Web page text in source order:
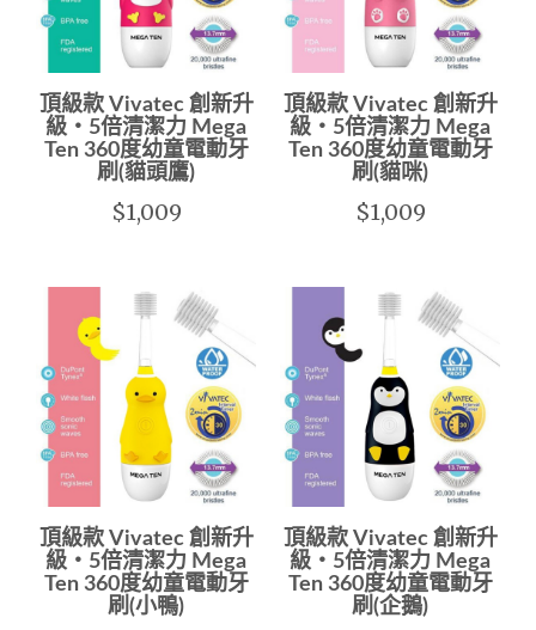
頂級款 Vivatec 創新升
級‧5倍清潔力 Mega
Ten 360度幼童電動牙
刷(貓頭鷹)
$1,009
頂級款 Vivatec 創新升
級‧5倍清潔力 Mega
Ten 360度幼童電動牙
刷(貓咪)
$1,009
頂級款 Vivatec 創新升
級‧5倍清潔力 Mega
Ten 360度幼童電動牙
刷(小鴨)
頂級款 Vivatec 創新升
級‧5倍清潔力 Mega
Ten 360度幼童電動牙
刷(企鵝)